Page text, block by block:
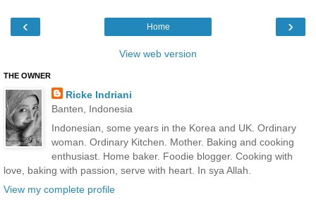
‹ ›
Home
View web version
THE OWNER
Ricke Indriani
Banten, Indonesia
Indonesian, some years in the Korea and UK. Ordinary
woman. Ordinary Kitchen. Mother. Baking and cooking
enthusiast. Home baker. Foodie blogger. Cooking with
love, baking with passion, serve with heart. In sya Allah.
View my complete profile